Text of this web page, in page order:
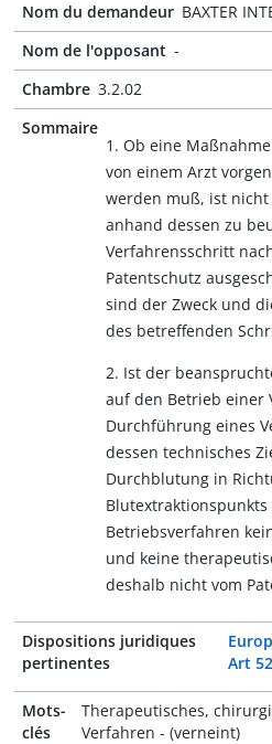
Nom du demandeur BAXTER
Nom de l'opposant -
Chambre 3.2.02
Sommaire
1. Ob eine
von einem Arzt
werden muß, ist
anhand dessen zu
Verfahrensschritt
Patentschutz
sind der Zweck und
des betreffenden
2. Ist der
auf den Betrieb einer
Durchführung eines
dessen technisches
Durchblutung in
Betriebsverfahren
und keine
deshalb nicht vom
Dispositions juridiques
pertinentes
Art
Mots-
clés
Therapeutisches,
Verfahren - (verneint)